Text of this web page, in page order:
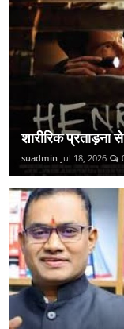
शारीरिक प्रताड़ना
suadmin Jul 18, 2026